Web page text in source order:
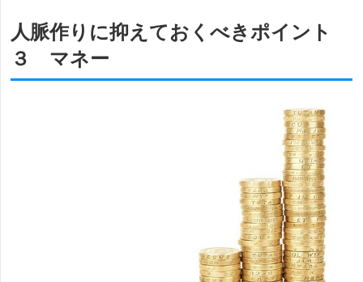
人脈作りに抑えておくべきポイント
３ マネー